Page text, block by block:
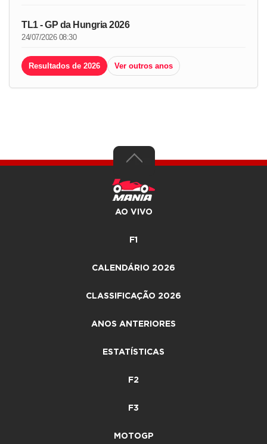
TL1 - GP da Hungria 2026
24/07/2026 08:30
Resultados de 2026 Ver outros anos
AO VIVO
F1
CALENDÁRIO 2026
CLASSIFICAÇÃO 2026
ANOS ANTERIORES
ESTATÍSTICAS
F2
F3
MOTOGP